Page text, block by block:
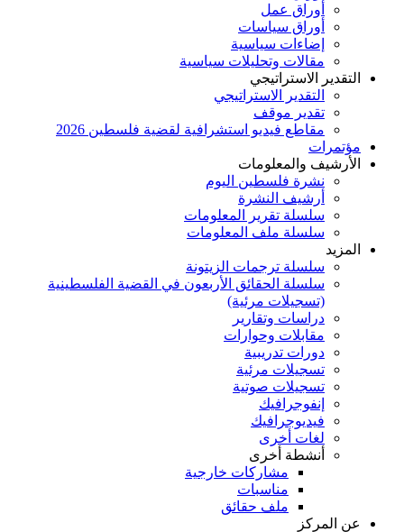
أوراق عمل
أوراق سياسات
إضاءات سياسية
مقالات وتحليلات سياسية
التقدير الاستراتيجي
التقدير الاستراتيجي
تقدير موقف
مقاطع فيديو استشرافية لقضية فلسطين 2026
مؤتمرات
الأرشيف والمعلومات
نشرة فلسطين اليوم
أرشيف النشرة
سلسلة تقرير المعلومات
سلسلة ملف المعلومات
المزيد
سلسلة ترجمات الزيتونة
سلسلة الحقائق الأربعون في القضية الفلسطينية
(تسجيلات مرئية)
دراسات وتقارير
مقابلات وحوارات
دورات تدريبية
تسجيلات مرئية
تسجيلات صوتية
إنفوجرافيك
فيديوجرافيك
لغات أخرى
أنشطة أخرى
مشاركات خارجية
مناسبات
ملف حقائق
عن المركز